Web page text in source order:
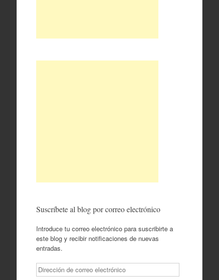
Suscríbete al blog por correo electrónico
Introduce tu correo electrónico para suscribirte a
este blog y recibir notificaciones de nuevas
entradas.
Dirección
de